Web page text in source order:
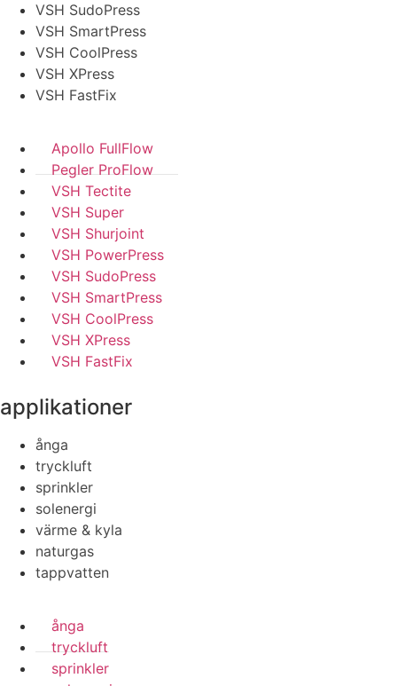
VSH SudoPress
VSH SmartPress
VSH CoolPress
VSH XPress
VSH FastFix
Apollo FullFlow
Pegler ProFlow
VSH Tectite
VSH Super
VSH Shurjoint
VSH PowerPress
VSH SudoPress
VSH SmartPress
VSH CoolPress
VSH XPress
VSH FastFix
applikationer
ånga
tryckluft
sprinkler
solenergi
värme & kyla
naturgas
tappvatten
ånga
tryckluft
sprinkler